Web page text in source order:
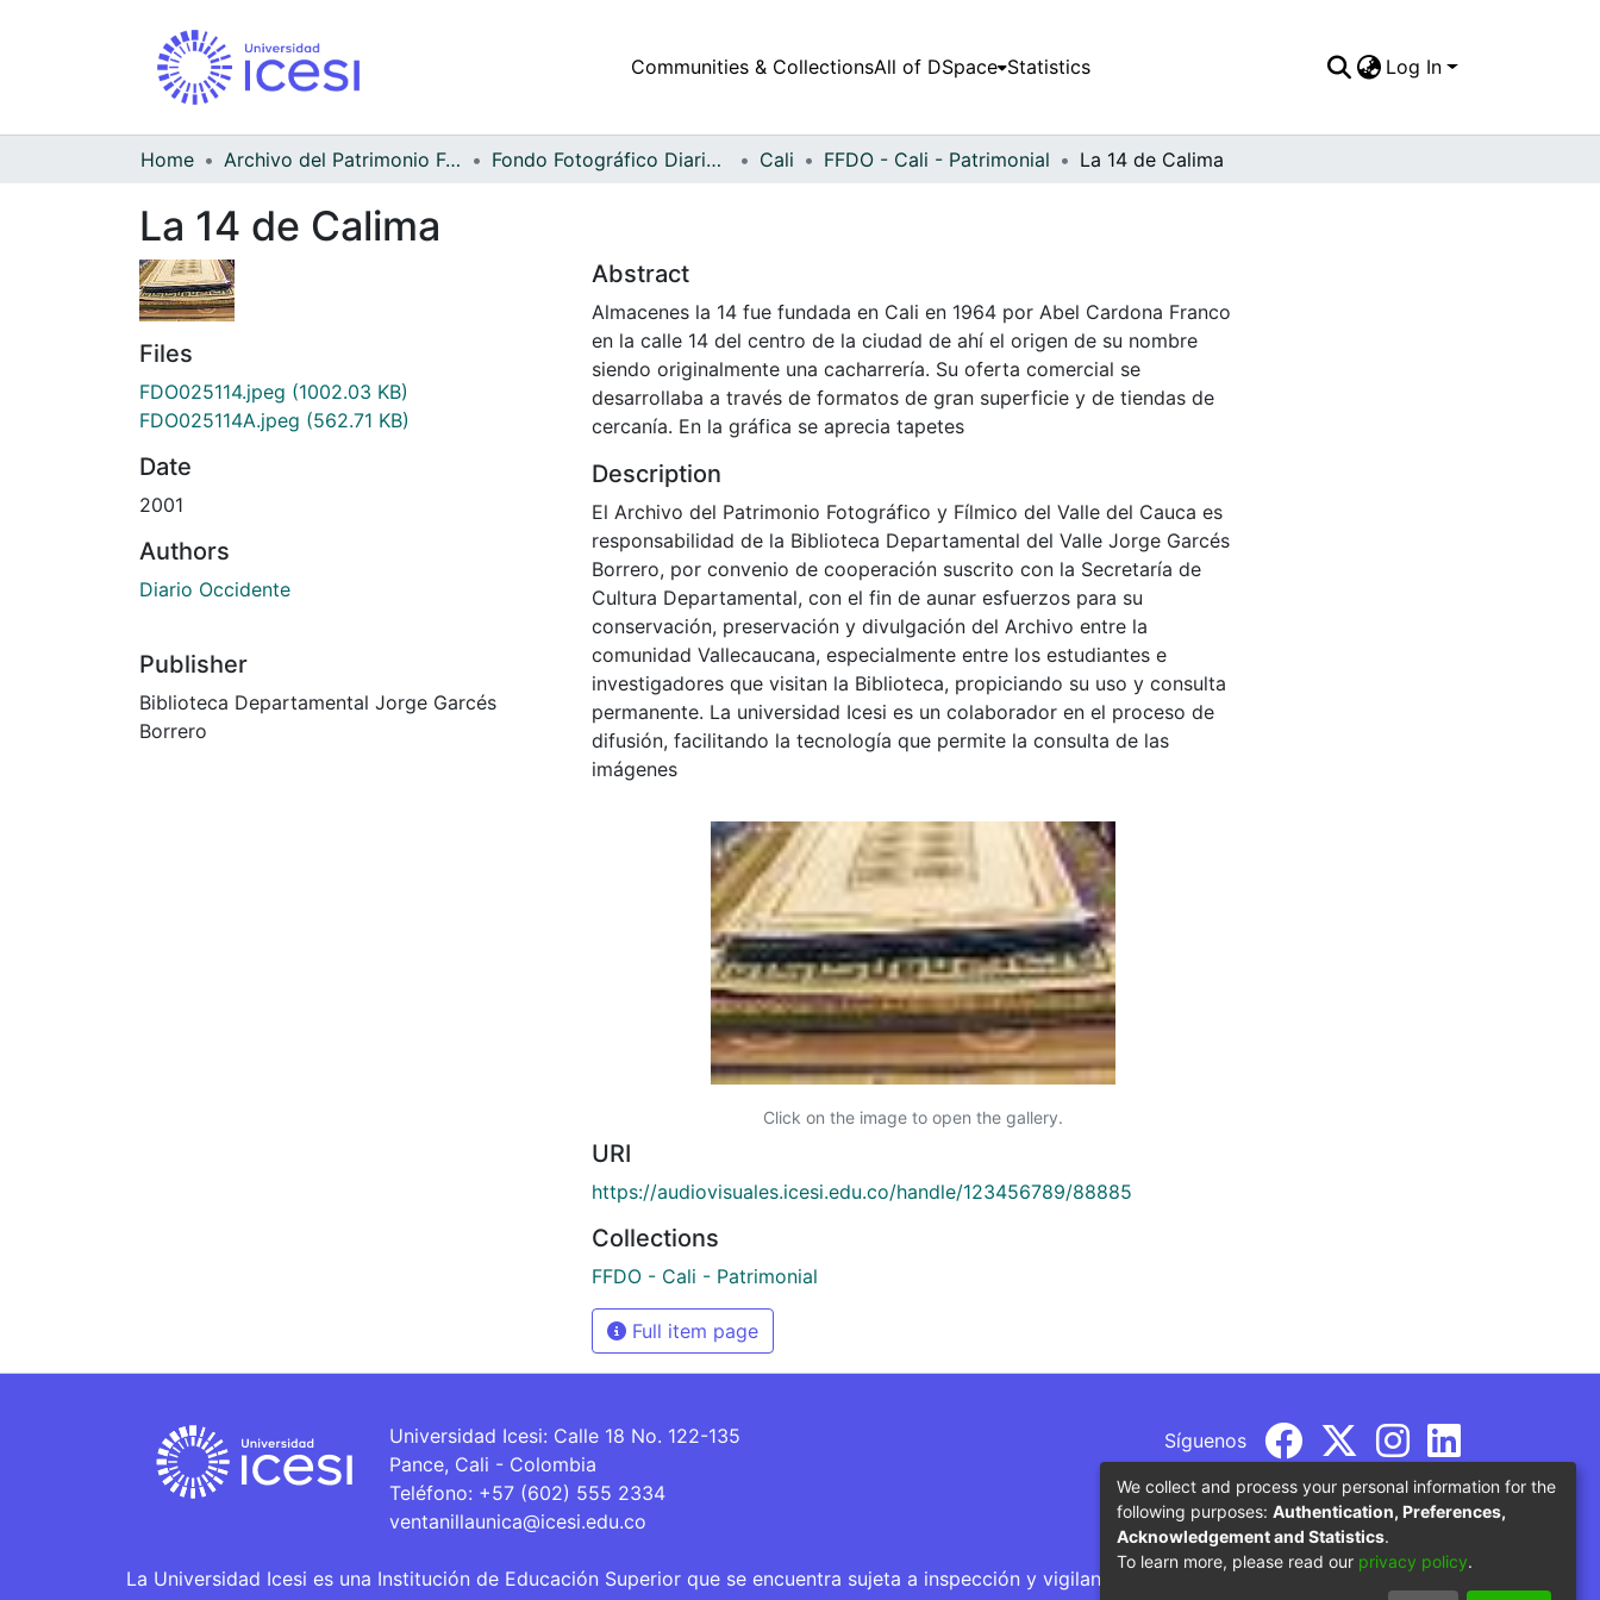
Communities & CollectionsAll of DSpace Statistics Log In
Home Archivo del Patrimonio Fotográfico y Fílmico del Valle del Cauca Fondo Fotográfico Diario Occidente Cali FFDO - Cali - Patrimonial La 14 de Calima
La 14 de Calima
Files
FDO025114.jpeg (1002.03 KB)
FDO025114A.jpeg (562.71 KB)
Date
2001
Authors
Diario Occidente
Publisher
Biblioteca Departamental Jorge Garcés
Borrero
Abstract
Almacenes la 14 fue fundada en Cali en 1964 por Abel Cardona Franco
en la calle 14 del centro de la ciudad de ahí el origen de su nombre
siendo originalmente una cacharrería. Su oferta comercial se
desarrollaba a través de formatos de gran superficie y de tiendas de
cercanía. En la gráfica se aprecia tapetes
Description
El Archivo del Patrimonio Fotográfico y Fílmico del Valle del Cauca es
responsabilidad de la Biblioteca Departamental del Valle Jorge Garcés
Borrero, por convenio de cooperación suscrito con la Secretaría de
Cultura Departamental, con el fin de aunar esfuerzos para su
conservación, preservación y divulgación del Archivo entre la
comunidad Vallecaucana, especialmente entre los estudiantes e
investigadores que visitan la Biblioteca, propiciando su uso y consulta
permanente. La universidad Icesi es un colaborador en el proceso de
difusión, facilitando la tecnología que permite la consulta de las
imágenes
Click on the image to open the gallery.
URI
https://audiovisuales.icesi.edu.co/handle/123456789/88885
Collections
FFDO - Cali - Patrimonial
Full item page
Universidad Icesi: Calle 18 No. 122-135
Pance, Cali - Colombia
Teléfono: +57 (602) 555 2334
ventanillaunica@icesi.edu.co
Síguenos
La Universidad Icesi es una Institución de Educación Superior que se encuentra sujeta a inspección y vigilancia por parte del Ministerio de Educación
We collect and process your personal information for the
following purposes: Authentication, Preferences,
Acknowledgement and Statistics.
To learn more, please read our privacy policy.